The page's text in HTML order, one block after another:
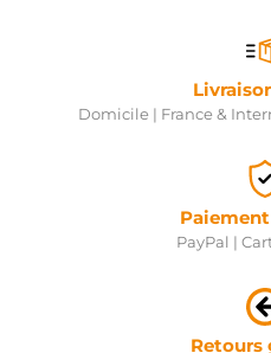
Domicile | France &
PayPal |
Retours